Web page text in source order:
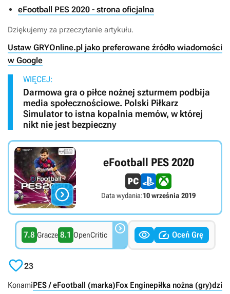
eFootball PES 2020 - strona oficjalna
Dziękujemy za przeczytanie artykułu.
Ustaw GRYOnline.pl jako preferowane źródło wiadomości
w Google
WIĘCEJ:
Darmowa gra o piłce nożnej szturmem podbija
media społecznościowe. Polski Piłkarz
Simulator to istna kopalnia memów, w której
nikt nie jest bezpieczny

eFootball PES 2020
Data wydania:10 września 2019
7.8 Gracze 8.1 OpenCritic    Oceń Grę
23
KonamiPES / eFootball (marka)Fox Enginepiłka nożna (gry)